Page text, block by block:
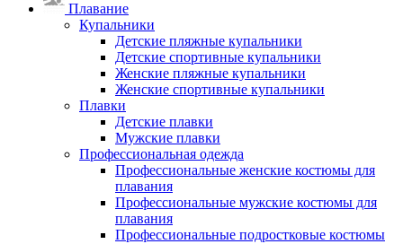
Плавание
Купальники
Детские пляжные купальники
Детские спортивные купальники
Женские пляжные купальники
Женские спортивные купальники
Плавки
Детские плавки
Мужские плавки
Профессиональная одежда
Профессиональные женские костюмы для
плавания
Профессиональные мужские костюмы для
плавания
Профессиональные подростковые костюмы